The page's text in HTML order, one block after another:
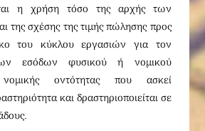
η χρήση τόσο της αρχής των
της σχέσης της τιμής πώλησης προς
του κύκλου εργασιών για τον
εσόδων φυσικού ή νομικού
οντότητας που ασκεί
και δραστηριοποιείται σε